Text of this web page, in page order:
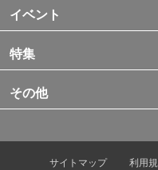
イベント
特集
その他
サイトマップ 利用